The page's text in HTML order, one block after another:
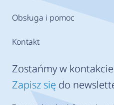
Obsługa i pomoc
Kontakt
Zostańmy w
Zapisz się do